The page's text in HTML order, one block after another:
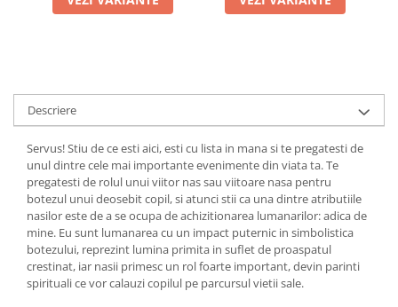
Descriere
Servus! Stiu de ce esti aici, esti cu lista in mana si te pregatesti de
unul dintre cele mai importante evenimente din viata ta. Te
pregatesti de rolul unui viitor nas sau viitoare nasa pentru
botezul unui deosebit copil, si atunci stii ca una dintre atributiile
nasilor este de a se ocupa de achizitionarea lumanarilor: adica de
mine. Eu sunt lumanarea cu un impact puternic in simbolistica
botezului, reprezint lumina primita in suflet de proaspatul
crestinat, iar nasii primesc un rol foarte important, devin parinti
spirituali ce vor calauzi copilul pe parcursul vietii sale.